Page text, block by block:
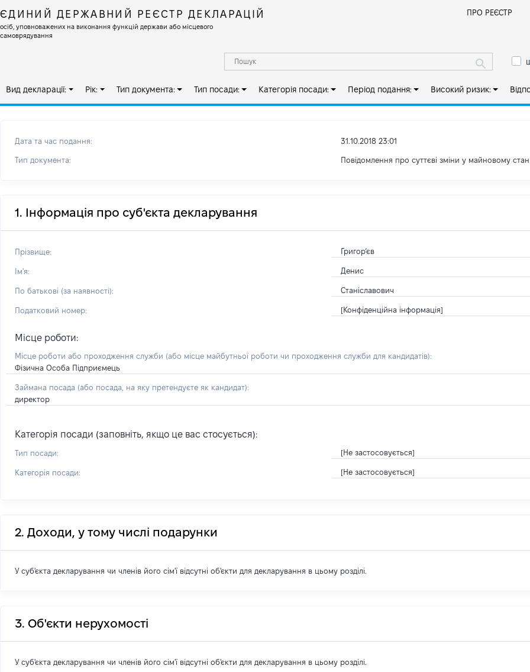
ЄДИНИЙ ДЕРЖАВНИЙ РЕЄСТР ДЕКЛАРАЦІЙ
осіб, уповноважених на виконання функцій держави або місцевого
самоврядування
ПРО РЕЄСТР
Вид декларації: Рік: Тип документа: Тип посади: Категорія посади: Період подання: Високий ризик:
Дата та час подання: 31.10.2018 23:01
Тип документа: Повідомлення про суттєві зміни y майновому
1. Інформація про суб'єкта декларування
Прізвище: Григор’єв
Ім'я: Денис
По батькові (за наявності): Станіславович
Податковий номер: [Конфіденційна інформація]
Місце роботи:
Місце роботи або проходження служби (або місце майбутньої роботи чи проходження служби для кандидатів):
Фізична Особа Підприємець
Займана посада (або посада, на яку претендуєте як кандидат):
директор
Категорія посади (заповніть, якщо це вас стосується):
Тип посади: [Не застосовується]
Категорія посади: [Не застосовується]
2. Доходи, у тому числі подарунки
У суб'єкта декларування чи членів його сім'ї відсутні об'єкти для декларування в цьому розділі.
3. Об'єкти нерухомості
У суб'єкта декларування чи членів його сім'ї відсутні об'єкти для декларування в цьому розділі.